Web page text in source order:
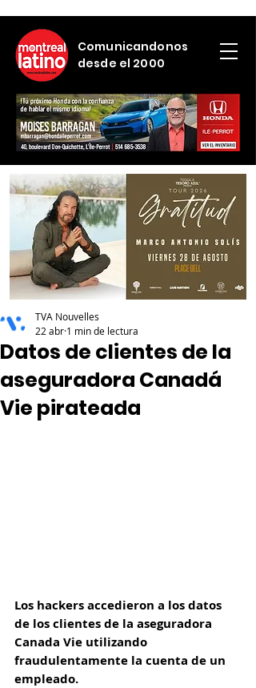
Comunicandonos
desde el 2000
Datos de clientes de la
aseguradora Canadá
Vie pirateada
TVA Nouvelles
22 abr 1 min de lectura
Los hackers accedieron a los datos
de los clientes de la aseguradora
Canada Vie utilizando
fraudulentamente la cuenta de un
empleado.